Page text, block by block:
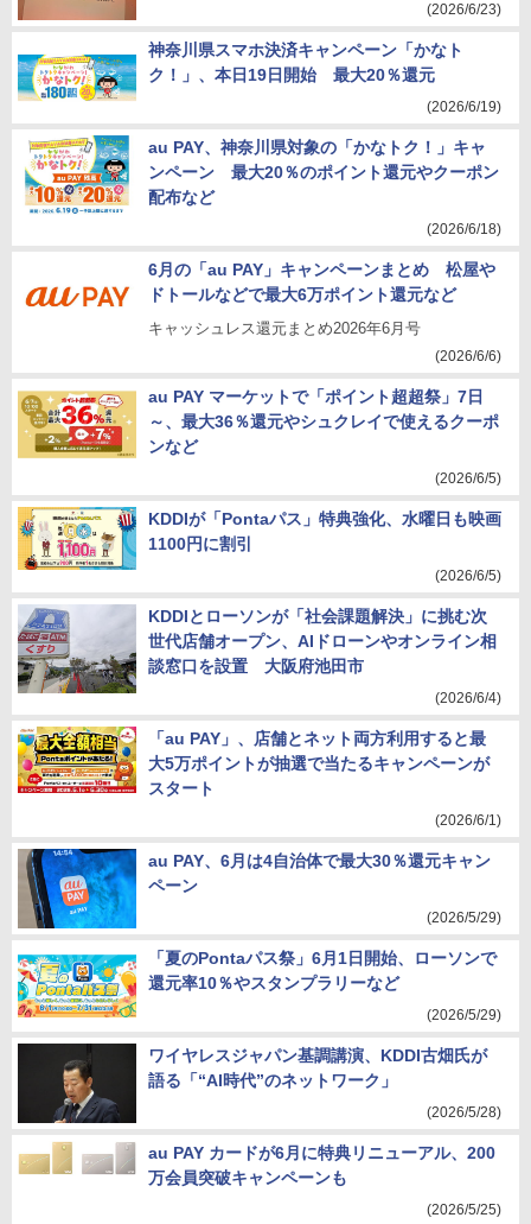
(2026/6/23)
神奈川県スマホ決済キャンペーン「かなト
ク！」、本日19日開始 最大20％還元
(2026/6/19)
au PAY、神奈川県対象の「かなトク！」キャ
ンペーン 最大20％のポイント還元やクーポン
配布など
(2026/6/18)
6月の「au PAY」キャンペーンまとめ 松屋や
ドトールなどで最大6万ポイント還元など
キャッシュレス還元まとめ2026年6月号
(2026/6/6)
au PAY マーケットで「ポイント超超祭」7日
～、最大36％還元やシュクレイで使えるクーポ
ンなど
(2026/6/5)
KDDIが「Pontaパス」特典強化、水曜日も映画
1100円に割引
(2026/6/5)
KDDIとローソンが「社会課題解決」に挑む次
世代店舗オープン、AIドローンやオンライン相
談窓口を設置 大阪府池田市
(2026/6/4)
「au PAY」、店舗とネット両方利用すると最
大5万ポイントが抽選で当たるキャンペーンが
スタート
(2026/6/1)
au PAY、6月は4自治体で最大30％還元キャン
ペーン
(2026/5/29)
「夏のPontaパス祭」6月1日開始、ローソンで
還元率10％やスタンプラリーなど
(2026/5/29)
ワイヤレスジャパン基調講演、KDDI古畑氏が
語る「“AI時代”のネットワーク」
(2026/5/28)
au PAY カードが6月に特典リニューアル、200
万会員突破キャンペーンも
(2026/5/25)